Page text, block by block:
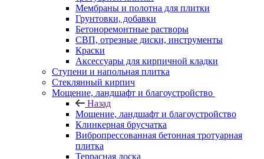
Мембраны и полотна для плитки
Грунтовки, добавки
Бетоноремонтные растворы
СВП, отрезные диски, инструменты
Краски
Аксессуары для кирпичной кладки
Ступени и напольная плитка
Cтеклянный кирпич
Мощение, ландшафт и благоустройство
Назад
Мощение, ландшафт и благоустройство
Клинкерная брусчатка
Вибропрессованная бетонная тротуарная
плитка
Террасная доска